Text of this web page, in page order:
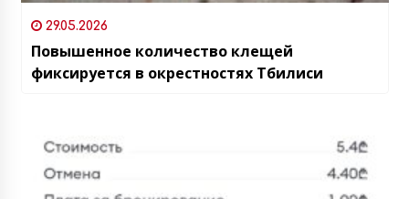
29.05.2026
Повышенное количество клещей
фиксируется в окрестностях Тбилиси